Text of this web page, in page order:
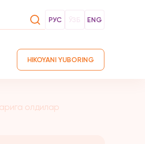
РУС ЎЗБ ENG
HIKOYANI YUBORING
олдилар